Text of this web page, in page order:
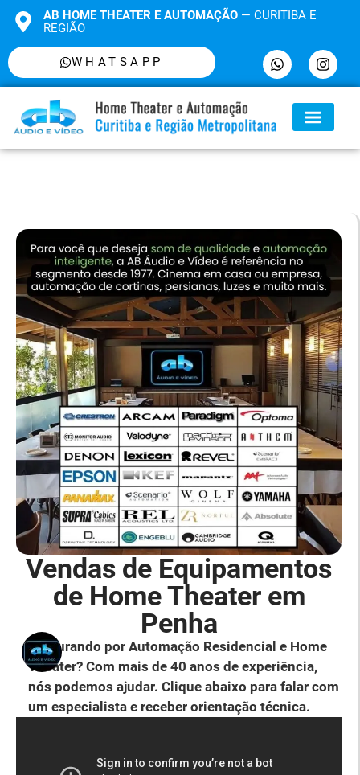
AB HOME THEATER E AUTOMAÇÃO— CURITIBA E
REGIÃO
WHATSAPP
Vendas de Equipamentos
de Home Theater em
Penha
Procurando por Automação Residencial e Home
Theater? Com mais de 40 anos de experiência,
nós podemos ajudar. Clique abaixo para falar com
um especialista e receber orientação técnica.